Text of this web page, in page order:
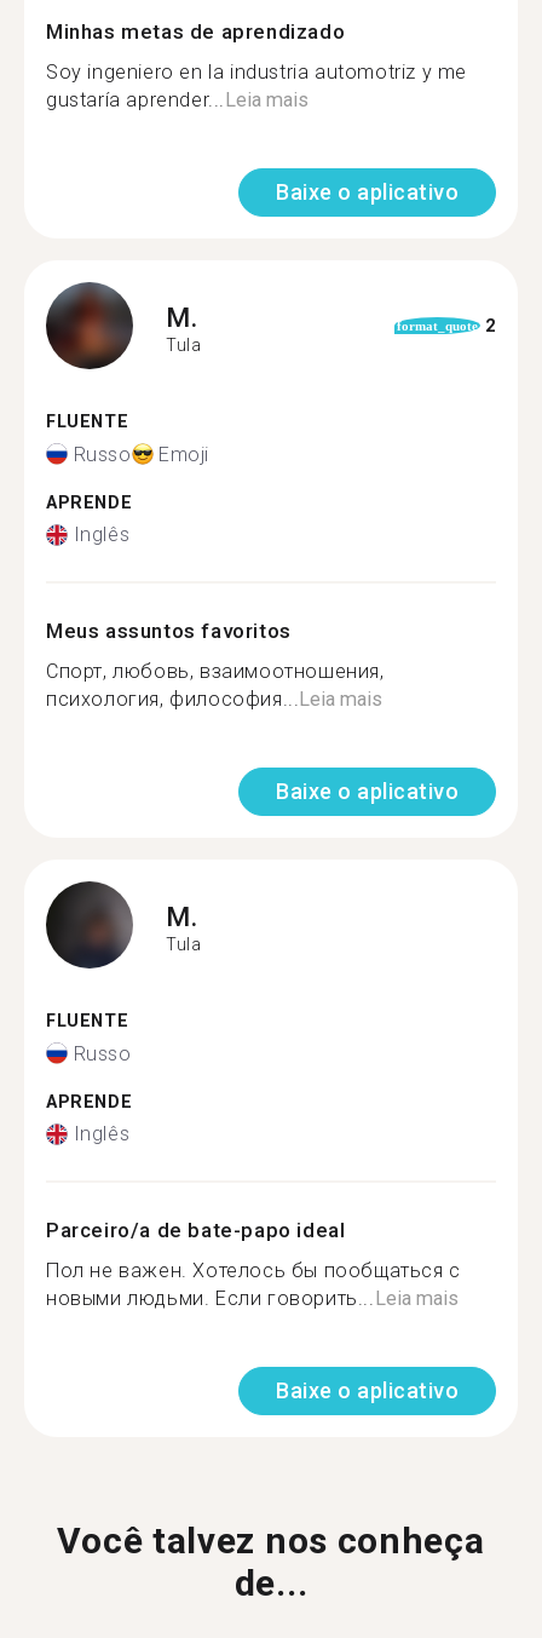
Minhas metas de aprendizado
Soy ingeniero en la industria automotriz y me
gustaría aprender...Leia mais
Baixe o aplicativo
M.
Tula
format_quote 2
FLUENTE
Russo Emoji
APRENDE
Inglês
Meus assuntos favoritos
Спорт, любовь, взаимоотношения,
психология, философия...Leia mais
Baixe o aplicativo
M.
Tula
FLUENTE
Russo
APRENDE
Inglês
Parceiro/a de bate-papo ideal
Пол не важен. Хотелось бы пообщаться с
новыми людьми. Если говорить...Leia mais
Baixe o aplicativo
Você talvez nos conheça
de...